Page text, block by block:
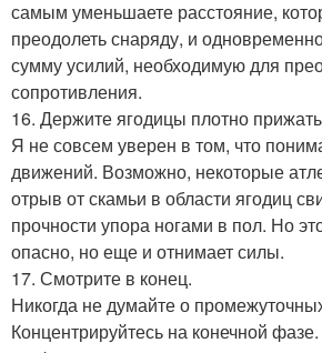
самым уменьшаете расстояние,
преодолеть снаряду, и
сумму усилий, необходимую для
сопротивления.
16. Держите ягодицы плотно
Я не совсем уверен в том, что
движений. Возможно, некоторые
отрыв от скамьи в области ягодиц
прочности упора ногами в пол. Но
опасно, но еще и отнимает силы.
17. Смотрите в конец.
Никогда не думайте о
Концентрируйтесь на конечной